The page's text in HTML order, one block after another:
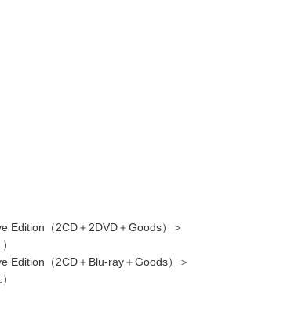
Edition（2CD＋2DVD＋Goods）＞
Edition（2CD＋Blu-ray＋Goods）＞